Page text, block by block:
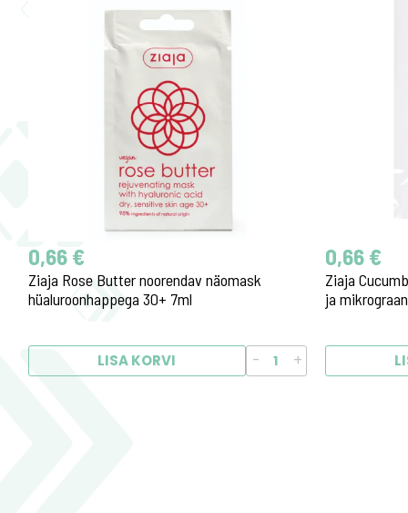
0,66 €
Ziaja Rose Butter noorendav näomask
hüaluroonhappega 30+ 7ml
LISA KORVI +
-
0,66 €
Ziaja
ja